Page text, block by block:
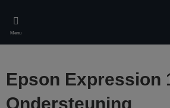
main
content
Menu
Epson Expression
Ondersteuning